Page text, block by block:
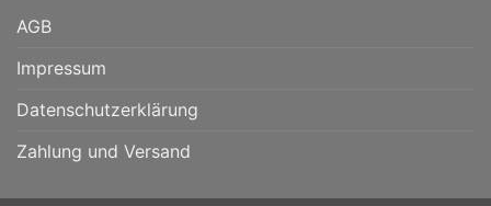
AGB
Impressum
Datenschutzerklärung
Zahlung und Versand